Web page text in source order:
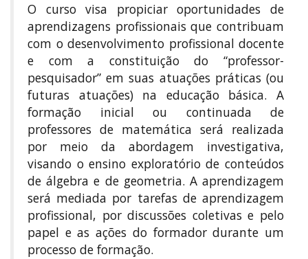
O curso visa propiciar oportunidades de
aprendizagens profissionais que contribuam
com o desenvolvimento profissional docente
e com a constituição do “professor-
pesquisador” em suas atuações práticas (ou
futuras atuações) na educação básica. A
formação inicial ou continuada de
professores de matemática será realizada
por meio da abordagem investigativa,
visando o ensino exploratório de conteúdos
de álgebra e de geometria. A aprendizagem
será mediada por tarefas de aprendizagem
profissional, por discussões coletivas e pelo
papel e as ações do formador durante um
processo de formação.